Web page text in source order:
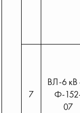
7
ВЛ-6 кВ
Ф-
07